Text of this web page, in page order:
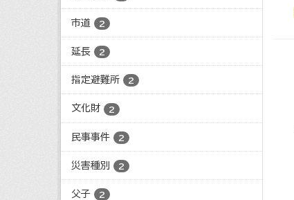
市道 2
延長 2
指定避難所 2
文化財 2
民事事件 2
災害種別 2
父子 2